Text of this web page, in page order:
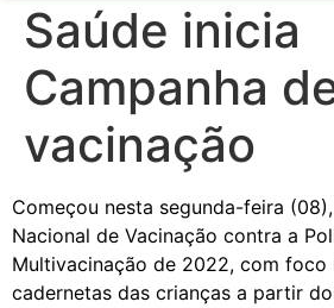
Saúde inicia
Campanha
vacinação
Começou nesta segunda-feira
Nacional de Vacinação contra a
Multivacinação de 2022, com foco
cadernetas das crianças a partir